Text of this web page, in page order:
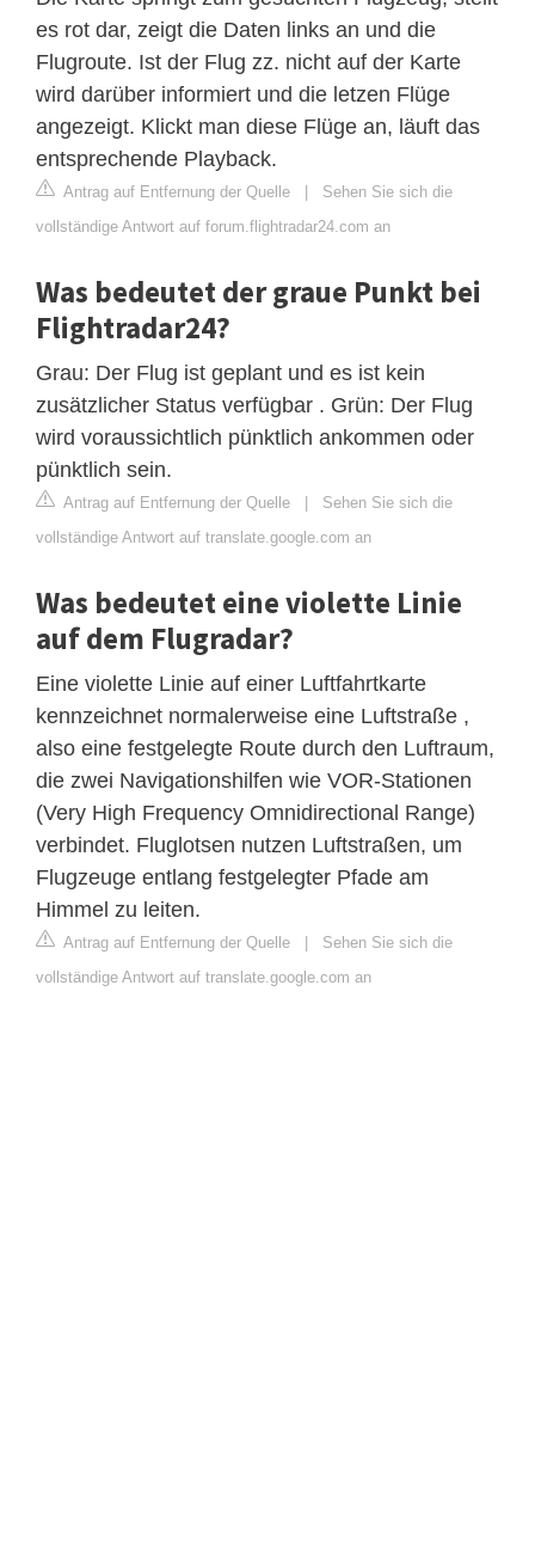
es rot dar, zeigt die Daten links an und die
Flugroute. Ist der Flug zz. nicht auf der Karte
wird darüber informiert und die letzen Flüge
angezeigt. Klickt man diese Flüge an, läuft das
entsprechende Playback.
Antrag auf Entfernung der Quelle | Sehen Sie sich die
vollständige Antwort auf forum.flightradar24.com an
Was bedeutet der graue Punkt bei
Flightradar24?
Grau: Der Flug ist geplant und es ist kein
zusätzlicher Status verfügbar . Grün: Der Flug
wird voraussichtlich pünktlich ankommen oder
pünktlich sein.
Antrag auf Entfernung der Quelle | Sehen Sie sich die
vollständige Antwort auf translate.google.com an
Was bedeutet eine violette Linie
auf dem Flugradar?
Eine violette Linie auf einer Luftfahrtkarte
kennzeichnet normalerweise eine Luftstraße ,
also eine festgelegte Route durch den Luftraum,
die zwei Navigationshilfen wie VOR-Stationen
(Very High Frequency Omnidirectional Range)
verbindet. Fluglotsen nutzen Luftstraßen, um
Flugzeuge entlang festgelegter Pfade am
Himmel zu leiten.
Antrag auf Entfernung der Quelle | Sehen Sie sich die
vollständige Antwort auf translate.google.com an